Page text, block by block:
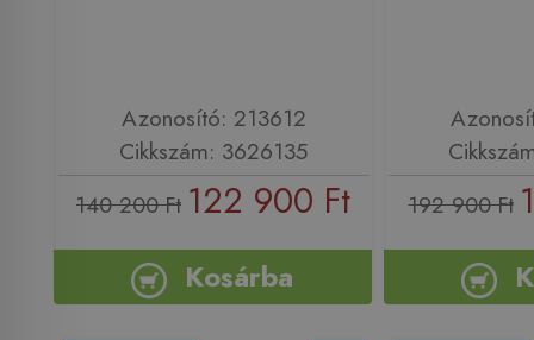
Azonosító: 213612
Cikkszám: 3626135
140 200 Ft 122 900 Ft
Kosárba
192 900 Ft